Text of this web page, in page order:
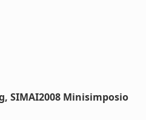
SIMAI2008 Minisimposio